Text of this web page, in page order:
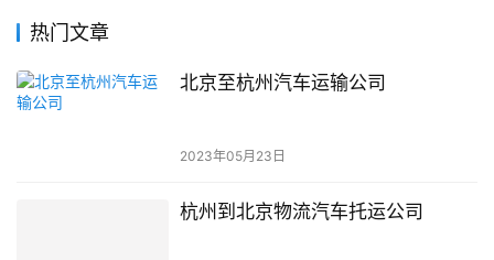
热门文章
北京至杭州汽车运输公司
2023年05月23日
杭州到北京物流汽车托运公司